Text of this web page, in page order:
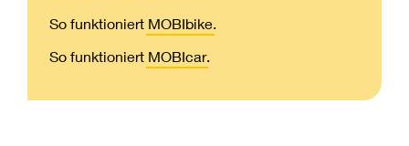
So funktioniert MOBIbike.
So funktioniert MOBIcar.